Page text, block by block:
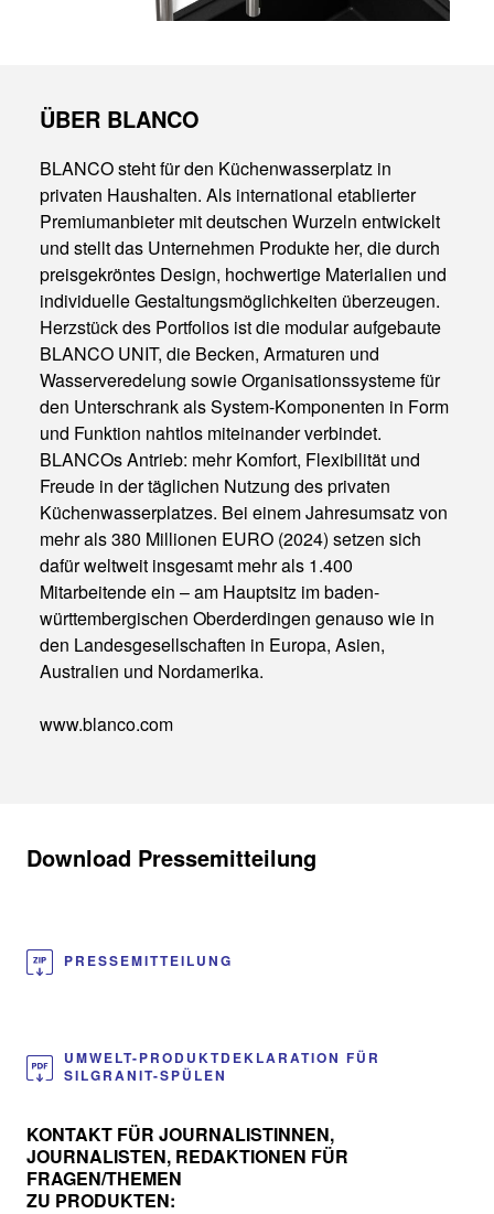
ÜBER BLANCO
BLANCO steht für den Küchenwasserplatz in
privaten Haushalten. Als international etablierter
Premiumanbieter mit deutschen Wurzeln entwickelt
und stellt das Unternehmen Produkte her, die durch
preisgekröntes Design, hochwertige Materialien und
individuelle Gestaltungsmöglichkeiten überzeugen.
Herzstück des Portfolios ist die modular aufgebaute
BLANCO UNIT, die Becken, Armaturen und
Wasserveredelung sowie Organisationssysteme für
den Unterschrank als System-Komponenten in Form
und Funktion nahtlos miteinander verbindet.
BLANCOs Antrieb: mehr Komfort, Flexibilität und
Freude in der täglichen Nutzung des privaten
Küchenwasserplatzes. Bei einem Jahresumsatz von
mehr als 380 Millionen EURO (2024) setzen sich
dafür weltweit insgesamt mehr als 1.400
Mitarbeitende ein – am Hauptsitz im baden-
württembergischen Oberderdingen genauso wie in
den Landesgesellschaften in Europa, Asien,
Australien und Nordamerika.
www.blanco.com
Download Pressemitteilung
PRESSEMITTEILUNG
UMWELT-PRODUKTDEKLARATION FÜR
SILGRANIT-SPÜLEN
KONTAKT FÜR JOURNALISTINNEN,
JOURNALISTEN, REDAKTIONEN FÜR
FRAGEN/THEMEN
ZU PRODUKTEN: